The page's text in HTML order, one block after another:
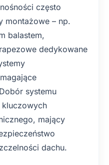
często
montażowe – np.
balastem,
dedykowane
systemu
mający
dachu.